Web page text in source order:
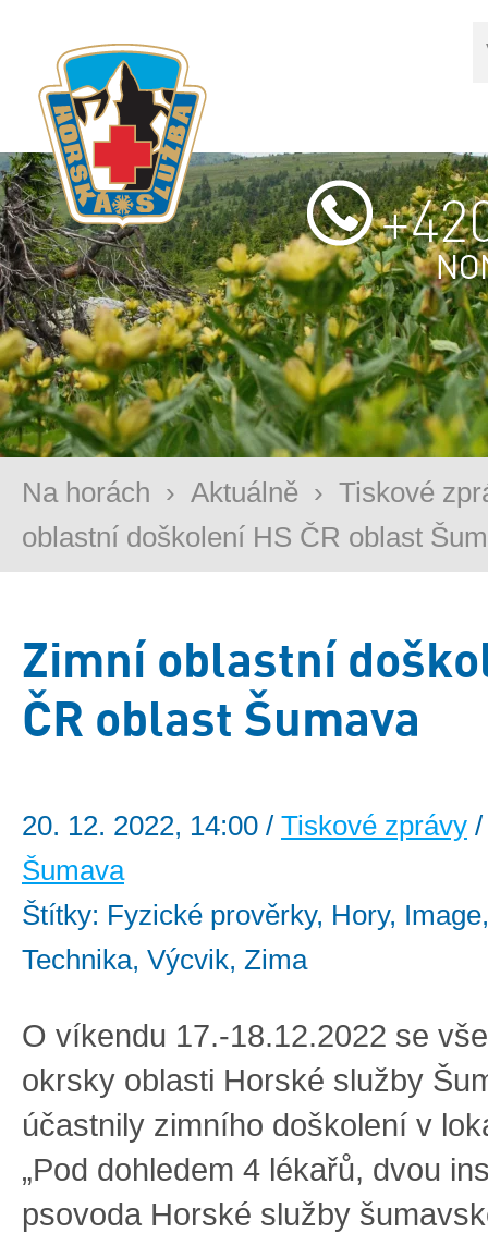
Na horách › Aktuálně › Tiskové
oblastní doškolení HS ČR oblast
Zimní oblastní
ČR oblast Šumava
20. 12. 2022, 14:00 / Tiskové zprávy
Šumava
Štítky: Fyzické prověrky, Hory,
Technika, Výcvik, Zima
O víkendu 17.-18.12.2022 se
okrsky oblasti Horské služby
účastnily zimního doškolení v
„Pod dohledem 4 lékařů, dvou
psovoda Horské služby